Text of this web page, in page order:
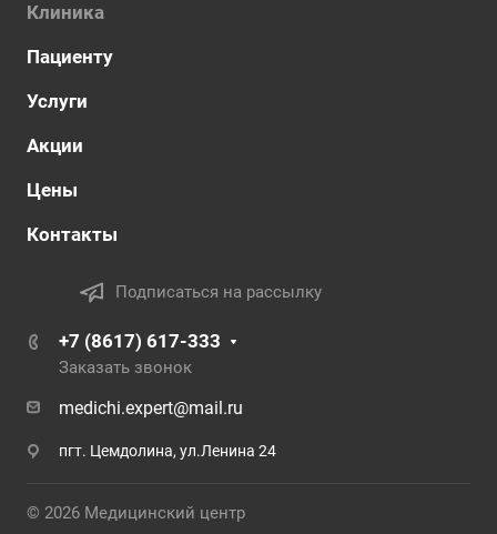
Клиника
Пациенту
Услуги
Акции
Цены
Контакты
Подписаться на рассылку
+7 (8617) 617-333
Заказать звонок
medichi.expert@mail.ru
пгт. Цемдолина, ул.Ленина 24
© 2026 Медицинский центр